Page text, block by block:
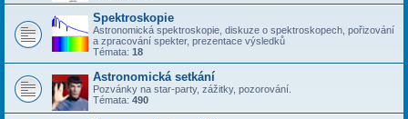
Spektroskopie
Astronomická spektroskopie, diskuze o spektroskopech, pořizování
a zpracování spekter, prezentace výsledků
Témata: 18
Astronomická setkání
Pozvánky na star-party, zážitky, pozorování.
Témata: 490